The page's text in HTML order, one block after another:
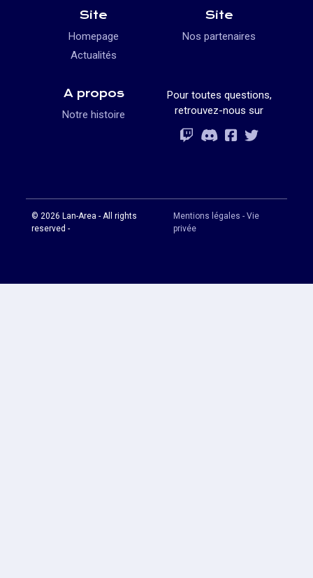
Site
Homepage
Actualités
Site
Nos partenaires
A propos
Notre histoire
Pour toutes questions,
retrouvez-nous sur
Rejoignez-
Rejoignez-
Rejoignez-
Rejoignez-
© 2026 Lan-Area - All rights
reserved -
Mentions légales - Vie
privée